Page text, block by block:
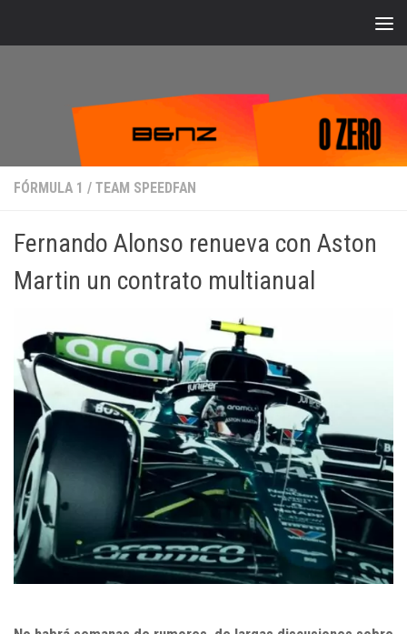
FÓRMULA 1 / TEAM SPEEDFAN
Fernando Alonso renueva con Aston
Martin un contrato multianual